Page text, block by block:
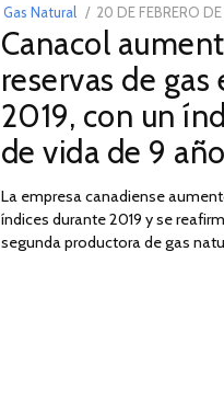
Gas Natural
POSTED
ON
20 DE FEBRERO
Canacol
reservas de gas
2019, con un
de vida de 9
La empresa canadiense
índices durante 2019 y se
segunda productora de gas